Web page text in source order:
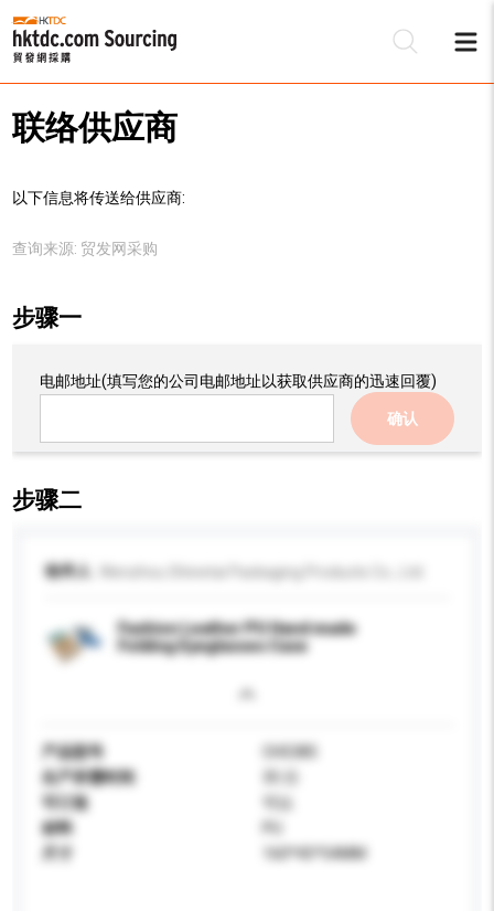
联络供应商
以下信息将传送给供应商:
查询来源: 贸发网采购
步骤一
电邮地址(填写您的公司电邮地址以获取供应商的迅速回覆)
确认
步骤二
收件人
Fashion Leather PU Hand made
Folding Eyeglasses Case
产品型号
CH5385
生产所需时间
可订造
可以
材料
160*45*54MM